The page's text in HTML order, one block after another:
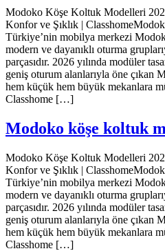
Modoko Köşe Koltuk Modelleri
Konfor ve Şıklık |
Türkiye’nin mobilya merkezi
modern ve dayanıklı oturma
parçasıdır. 2026 yılında modüler
geniş oturum alanlarıyla öne çıkan
hem küçük hem büyük mekanlara
Classhome […]
Modoko köşe koltuk
Modoko Köşe Koltuk Modelleri
Konfor ve Şıklık |
Türkiye’nin mobilya merkezi
modern ve dayanıklı oturma
parçasıdır. 2026 yılında modüler
geniş oturum alanlarıyla öne çıkan
hem küçük hem büyük mekanlara
Classhome […]